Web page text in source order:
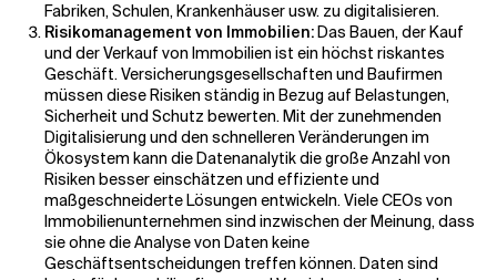
Fabriken, Schulen, Krankenhäuser usw. zu digitalisieren.
Risikomanagement von Immobilien:Das Bauen, der Kauf
und der Verkauf von Immobilien ist ein höchst riskantes
Geschäft. Versicherungsgesellschaften und Baufirmen
müssen diese Risiken ständig in Bezug auf Belastungen,
Sicherheit und Schutz bewerten. Mit der zunehmenden
Digitalisierung und den schnelleren Veränderungen im
Ökosystem kann die Datenanalytik die große Anzahl von
Risiken besser einschätzen und effiziente und
maßgeschneiderte Lösungen entwickeln. Viele CEOs von
Immobilienunternehmen sind inzwischen der Meinung, dass
sie ohne die Analyse von Daten keine
Geschäftsentscheidungen treffen können. Daten sind